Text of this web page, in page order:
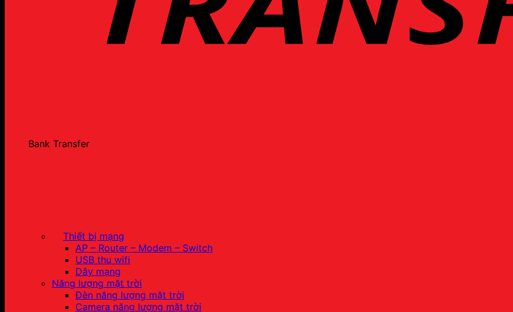
Bank Transfer
Thiết bị mạng
AP – Router – Modem – Switch
USB thu wifi
Dây mạng
Năng lượng mặt trời
Đèn năng lượng mặt trời
Camera năng lượng mặt trời